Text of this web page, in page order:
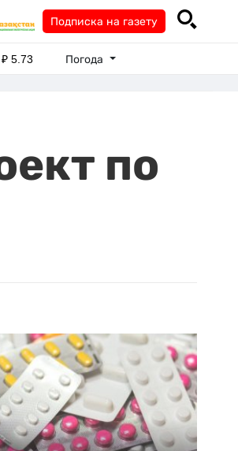
Подписка на газету
₽5.73 Погода
по